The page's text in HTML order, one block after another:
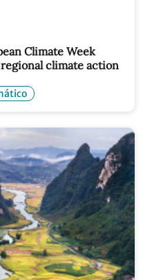
Climate Week
climate action